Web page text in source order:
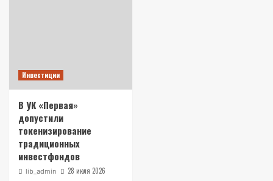
Инвестиции
В УК «Первая»
допустили
токенизирование
традиционных
инвестфондов
lib_admin 28 июля 2026